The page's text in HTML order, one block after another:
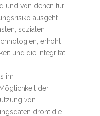
und von denen für
ausgeht.
sozialen
erhöht
und die Integrität
im
der
von
droht die